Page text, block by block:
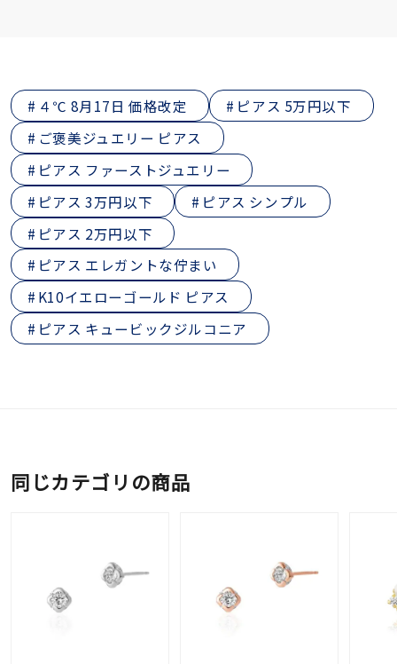
４℃ 8月17日 価格改定
ピアス 5万円以下
ご褒美ジュエリー ピアス
ピアス ファーストジュエリー
ピアス 3万円以下
ピアス シンプル
ピアス 2万円以下
ピアス エレガントな佇まい
K10イエローゴールド ピアス
ピアス キュービックジルコニア
同じカテゴリの商品